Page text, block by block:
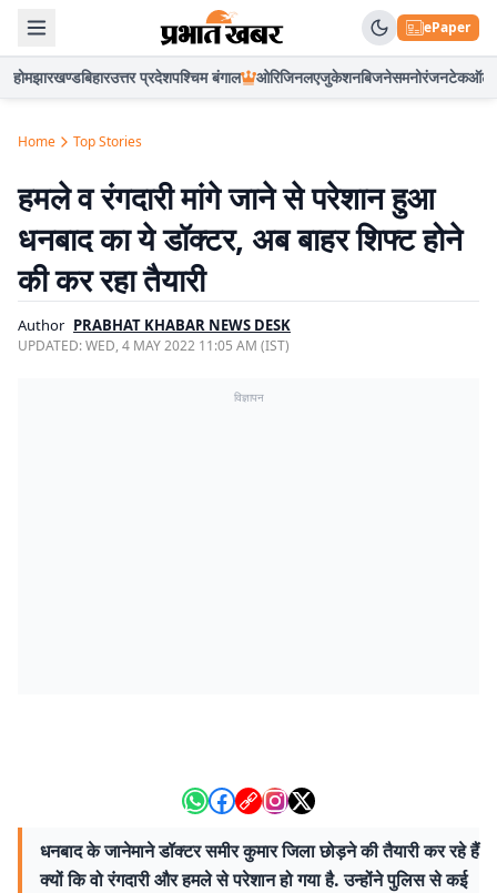
ePaper
होमझारखण्डबिहारउत्तर प्रदेशपश्चिम बंगाल ओरिजिनलएजुकेशनबिजनेसमनोरंजनटेकऑटो
Home Top Stories
हमले व रंगदारी मांगे जाने से परेशान हुआ
धनबाद का ये डॉक्टर, अब बाहर शिफ्ट होने
की कर रहा तैयारी
Author PRABHAT KHABAR NEWS DESK
UPDATED:WED, 4 MAY 2022 11:05 AM (IST)
विज्ञापन
धनबाद के जानेमाने डॉक्टर समीर कुमार जिला छोड़ने की तैयारी कर रहे हैं
क्यों कि वो रंगदारी और हमले से परेशान हो गया है. उन्होंने पुलिस से कई